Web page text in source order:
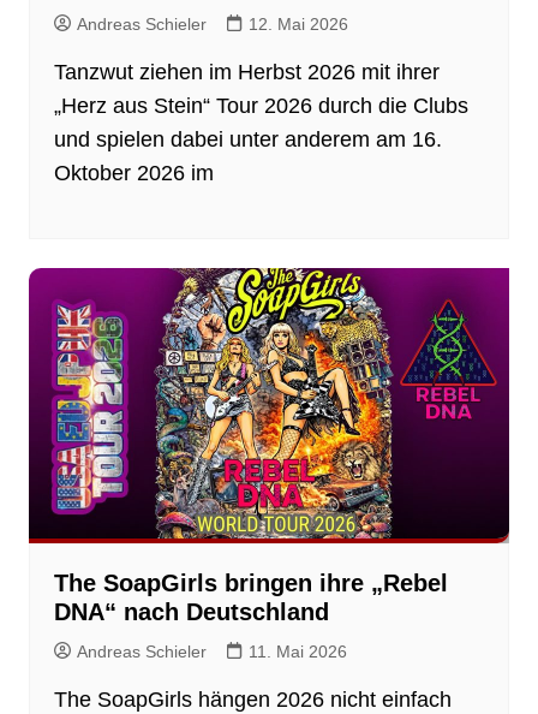
Andreas Schieler 12. Mai 2026
Tanzwut ziehen im Herbst 2026 mit ihrer
„Herz aus Stein“ Tour 2026 durch die Clubs
und spielen dabei unter anderem am 16.
Oktober 2026 im
The SoapGirls bringen ihre „Rebel
DNA“ nach Deutschland
Andreas Schieler 11. Mai 2026
The SoapGirls hängen 2026 nicht einfach